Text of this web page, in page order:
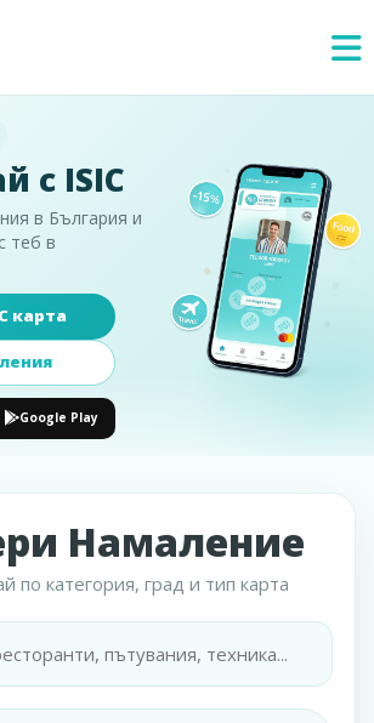
с ISIC
в България и
теб в
карта
Google Play
×
Намаление
по категория, град и тип карта